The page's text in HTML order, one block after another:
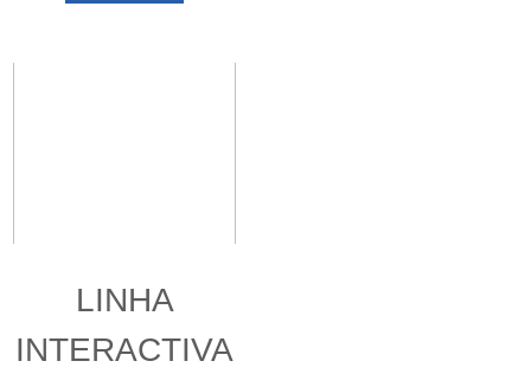
LINHA
INTERACTIVA